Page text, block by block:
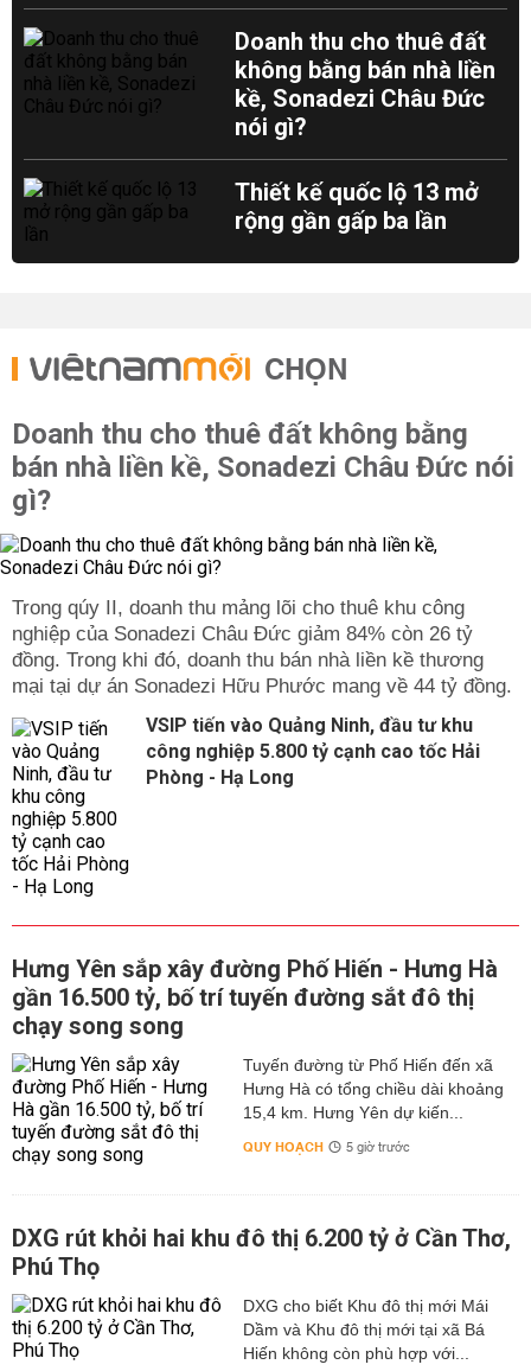
Doanh thu cho thuê đất
không bằng bán nhà liền
kề, Sonadezi Châu Đức
nói gì?
Thiết kế quốc lộ 13 mở
rộng gần gấp ba lần
CHỌN
Doanh thu cho thuê đất không bằng
bán nhà liền kề, Sonadezi Châu Đức nói
gì?
Trong qúy II, doanh thu mảng lõi cho thuê khu công
nghiệp của Sonadezi Châu Đức giảm 84% còn 26 tỷ
đồng. Trong khi đó, doanh thu bán nhà liền kề thương
mại tại dự án Sonadezi Hữu Phước mang về 44 tỷ đồng.
VSIP tiến vào Quảng Ninh, đầu tư khu
công nghiệp 5.800 tỷ cạnh cao tốc Hải
Phòng - Hạ Long
Hưng Yên sắp xây đường Phố Hiến - Hưng Hà
gần 16.500 tỷ, bố trí tuyến đường sắt đô thị
chạy song song
Tuyến đường từ Phố Hiến đến xã
Hưng Hà có tổng chiều dài khoảng
15,4 km. Hưng Yên dự kiến...
QUY HOẠCH 5 giờ trước
DXG rút khỏi hai khu đô thị 6.200 tỷ ở Cần Thơ,
Phú Thọ
DXG cho biết Khu đô thị mới Mái
Dầm và Khu đô thị mới tại xã Bá
Hiến không còn phù hợp với...